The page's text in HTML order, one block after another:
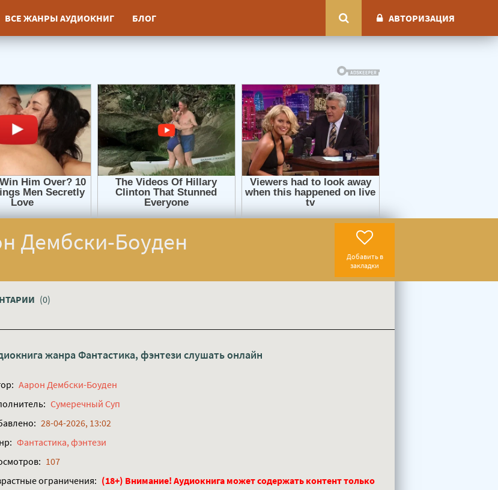
ВСЕ ЖАНРЫ АУДИОКНИГ БЛОГ АВТОРИЗАЦИЯ
Дембски-Боуден
Добавить в
закладки
(0)
жанра Фантастика, фэнтези слушать онлайн
Аарон Дембски-Боуден
Сумеречный Суп
28-04-2026, 13:02
Фантастика, фэнтези
107
ограничения: (18+) Внимание! Аудиокнига может содержать контент только